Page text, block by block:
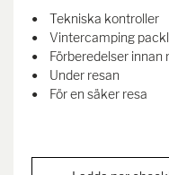
Tekniska kontroller
Vintercamping
Förberedelser innan
Under resan
För en säker resa